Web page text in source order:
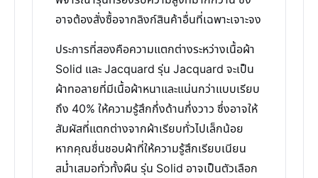
อาจต้องสั่งซื้อจากลิงก์สินค้าอื่นที่เฉพาะเจาะจง
ประการที่สองคือความแตกต่างระหว่างเนื้อผ้า
Solid และ Jacquard รุ่น Jacquard จะเป็น
ผ้าทอลายที่มีเนื้อผ้าหนาและแน่นกว่าแบบเรียบ
ถึง 40% ให้ความรู้สึกกึ่งด้านกึ่งวาว ซึ่งอาจให้
สัมผัสที่แตกต่างจากผ้าเรียบทั่วไปเล็กน้อย
หากคุณชื่นชอบผ้าที่ให้ความรู้สึกเรียบเนียน
สม่ำเสมอทั่วทั้งผืน รุ่น Solid อาจเป็นตัวเลือก